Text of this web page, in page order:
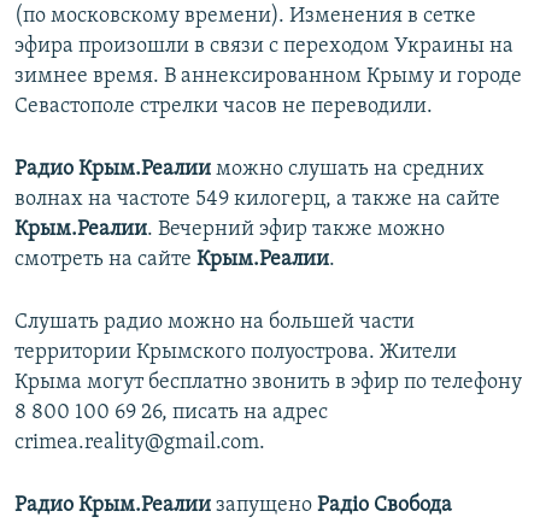
(по московскому времени). Изменения в сетке
эфира произошли в связи с переходом Украины на
зимнее время. В аннексированном Крыму и городе
Севастополе стрелки часов не переводили.
Радио Крым.Реалии можно слушать на средних
волнах на частоте 549 килогерц, а также на сайте
Крым.Реалии. Вечерний эфир также можно
смотреть на сайте Крым.Реалии.
Слушать радио можно на большей части
территории Крымского полуострова. Жители
Крыма могут бесплатно звонить в эфир по телефону
8 800 100 69 26, писать на адрес
crimea.reality@gmail.com.
Радио Крым.Реалии запущено Радіо Свобода